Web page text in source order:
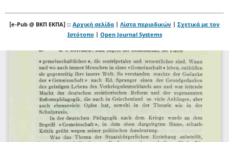
[e-Pub @ ΒΚΠ ΕΚΠΑ] :: Αρχική σελίδα | Λίστα περιοδικών | Σχετικά με τον
Ιστότοπο| Open Journal Systems